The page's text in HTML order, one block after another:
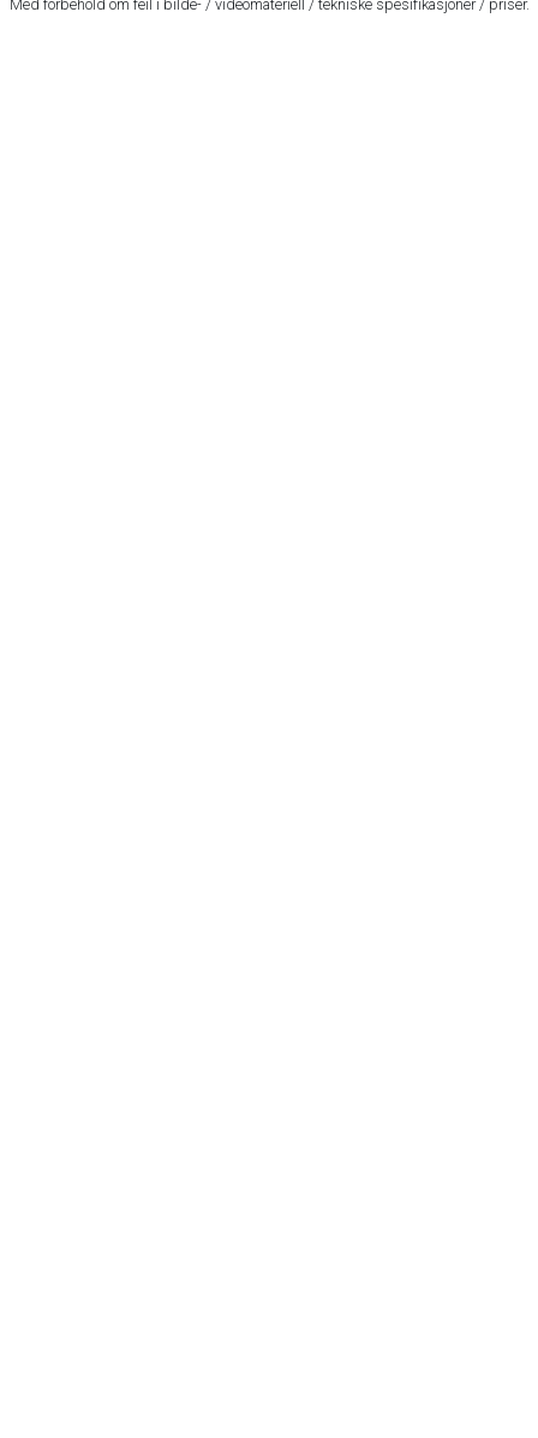
Med forbehold om feil i bilde- / videomateriell / tekniske spesifikasjoner / priser.